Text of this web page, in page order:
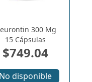
300 Mg
15 Cápsulas
$749.04
No disponible